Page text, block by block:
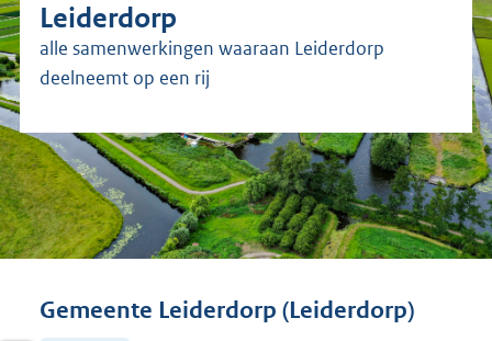
Leiderdorp
alle samenwerkingen waaraan Leiderdorp
deelneemt op een rij
Gemeente Leiderdorp (Leiderdorp)